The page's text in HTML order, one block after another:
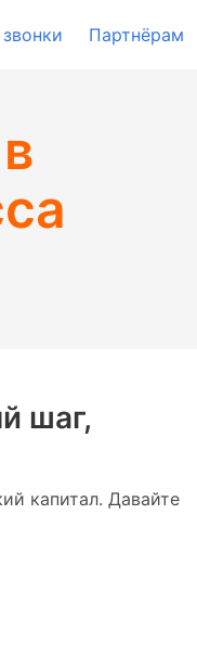
Партнёрам
шаг,
капитал. Давайте